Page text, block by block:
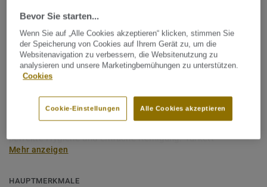
Tarkett Zubehör Komplettsortiment|Schweißschnüre
Schweißschnur für PVC-Böden
- Unicoloured GREEN 0720
Schweißschnüre werden zur thermischen Verschweißung
zweier PVC-Bahnen verwendet und sorgen für eine
wasserdichte und geschlossene Oberfläche, Grundlage für
perfekte Hygiene und einfache Reinigung. Tarkett
Schweißschnüre sind erhältlich in den Varianten Uni und
Bodenbelagssortiment abgestimmt. Durch die Verwendung
Mehr anzeigen
HAUPTMERKMALE
Bevor Sie starten...
Wenn Sie auf „Alle Cookies akzeptieren“ klicken, stimmen Sie
der Speicherung von Cookies auf Ihrem Gerät zu, um die
Websitenavigation zu verbessern, die Websitenutzung zu
analysieren und unsere Marketingbemühungen zu unterstützen.
Cookies
Alle Cookies akzeptieren
Cookie-Einstellungen